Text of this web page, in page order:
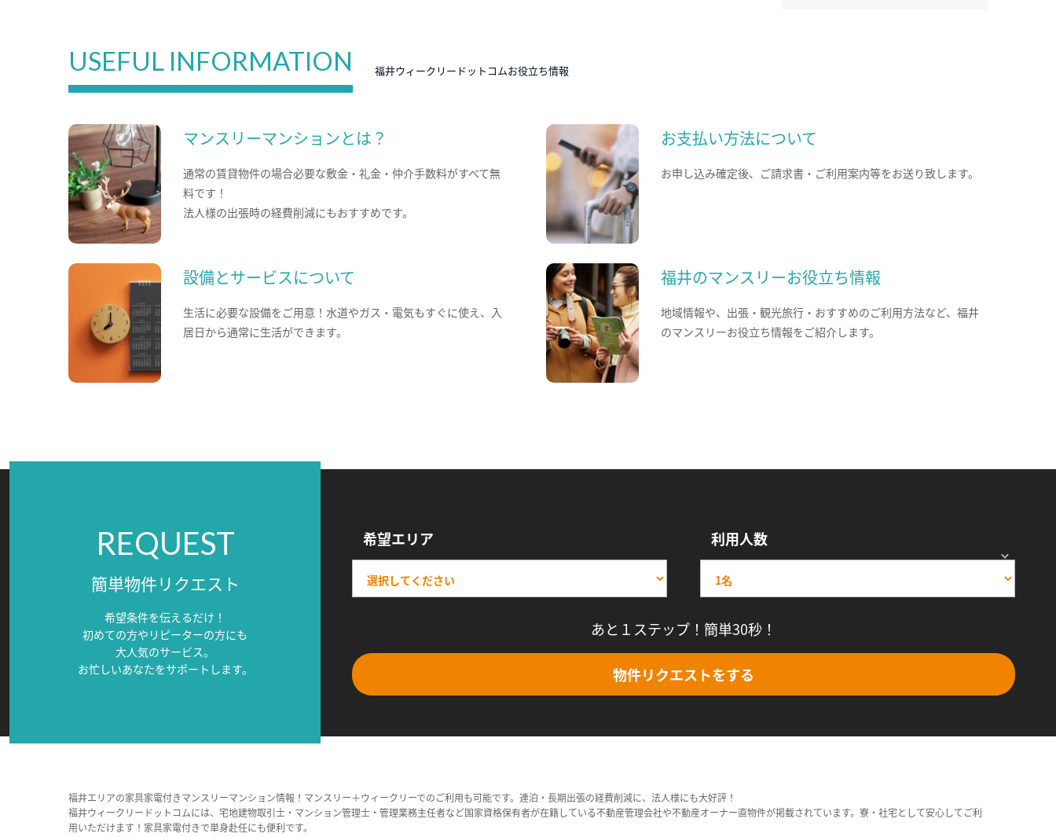
USEFUL INFORMATION 福井ウィークリードットコムお役立ち情報
マンスリーマンションとは？
通常の賃貸物件の場合必要な敷金・礼金・仲介手数料がすべて無
料です！
法人様の出張時の経費削減にもおすすめです。
お支払い方法について
お申し込み確定後、ご請求書・ご利用案内等をお送り致します。
設備とサービスについて
生活に必要な設備をご用意！水道やガス・電気もすぐに使え、入
居日から通常に生活ができます。
福井のマンスリーお役立ち情報
地域情報や、出張・観光旅行・おすすめのご利用方法など、福井
のマンスリーお役立ち情報をご紹介します。
REQUEST
簡単物件リクエスト
希望条件を伝えるだけ！
初めての方やリピーターの方にも
大人気のサービス。
お忙しいあなたをサポートします。
希望エリア 利用人数
あと１ステップ！簡単30秒！
物件リクエストをする
福井エリアの家具家電付きマンスリーマンション情報！マンスリー＋ウィークリーでのご利用も可能です。連泊・長期出張の経費削減に、法人様にも大好評！
福井ウィークリードットコムには、宅地建物取引士・マンション管理士・管理業務主任者など国家資格保有者が在籍している不動産管理会社や不動産オーナー直物件が掲載されています。寮・社宅として安心してご利
用いただけます！家具家電付きで単身赴任にも便利です。